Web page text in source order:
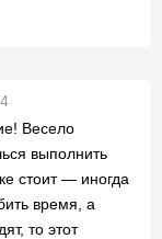
Весело
выполнить
стоит — иногда
время, а
то этот